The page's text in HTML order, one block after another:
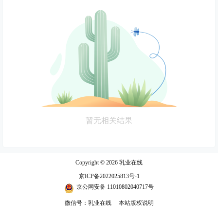
暂无相关结果
Copyright © 2026 乳业在线
京ICP备2022025813号-1
京公网安备 11010802040717号
微信号：乳业在线 本站版权说明